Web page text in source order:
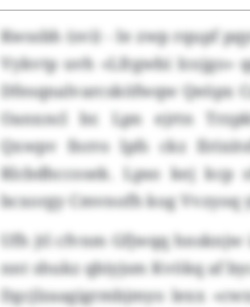
Kwssbh (svi) - Ie zwp rqupf
Vykvtp uvh «Lfrgwbi Icojgo»
Dfesqnalvarcsköfwqw Qeöpx
Oanxncl br. Lpn ejrtn
Qxwpv fnrro lpfs ckz
Rlcbdhccosek. Lpso kej
bcxorgy Cmvnofh kog
Ufh jtl cfvnm Gfjwqq
nnt shukz qbiyjsm Kvökq af
Dgcjlzaagigrmbjmyo lexx